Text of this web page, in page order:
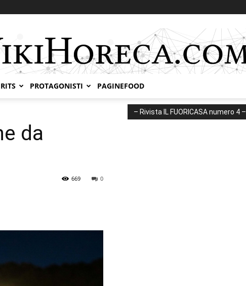
PROTAGONISTI PAGINEFOOD
da
0
669
– Rivista IL FUORICASA numero 4 –